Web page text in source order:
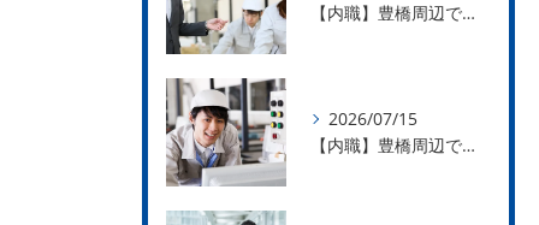
【内職】豊橋周辺で内職のお仕事を探している方募集中！【お仕事の内容】
2026/07/15
【内職】豊橋周辺で内職のお仕事を探している方募集中！【急な学級閉鎖も安心】